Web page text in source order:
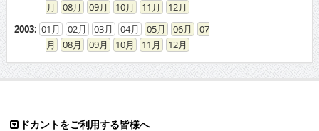
08
09 10 11
12
2003: 01 02 03 04 05 06
07
08
09 10 11 12
ドカントをご利用する皆様へ